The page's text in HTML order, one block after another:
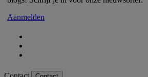
Aanmelden